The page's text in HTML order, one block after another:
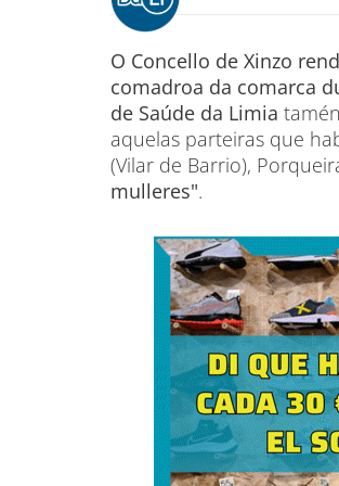
O Concello de Xinzo
comadroa da comarca
de Saúde da Limia
aquelas parteiras que
(Vilar de Barrio),
mulleres".